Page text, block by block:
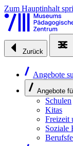
Zum Hauptinhalt
Zurück
Angebote
Angebote
Schulen
Kitas
Freizeit
Soziale